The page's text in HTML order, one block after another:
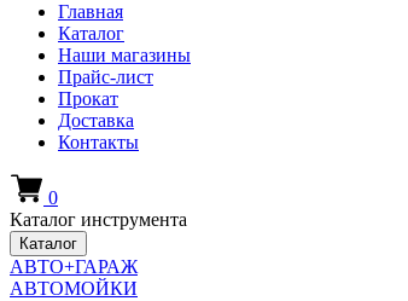
Главная
Каталог
Наши магазины
Прайс-лист
Прокат
Доставка
Контакты
0
Каталог инструмента
Каталог
АВТО+ГАРАЖ
АВТОМОЙКИ